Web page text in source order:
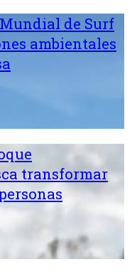
de Surf
ambientales
transformar